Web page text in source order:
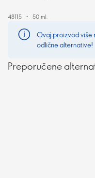
48115 50 ml.
Ovaj proizvod više
odlične alternative!
Preporučene